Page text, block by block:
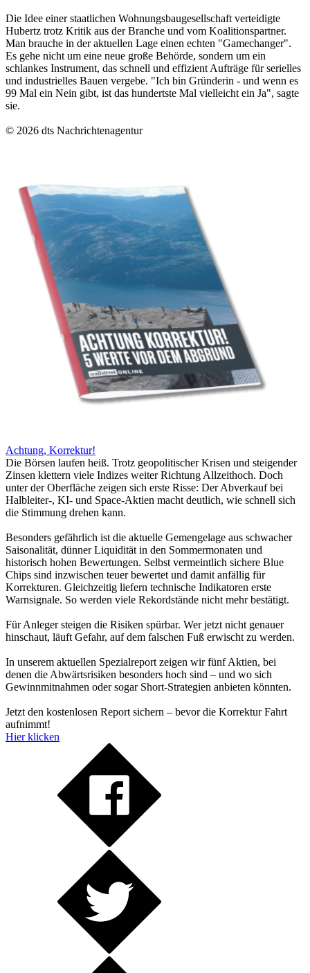
Die Idee einer staatlichen Wohnungsbaugesellschaft verteidigte
Hubertz trotz Kritik aus der Branche und vom Koalitionspartner.
Man brauche in der aktuellen Lage einen echten "Gamechanger".
Es gehe nicht um eine neue große Behörde, sondern um ein
schlankes Instrument, das schnell und effizient Aufträge für serielles
und industrielles Bauen vergebe. "Ich bin Gründerin - und wenn es
99 Mal ein Nein gibt, ist das hundertste Mal vielleicht ein Ja", sagte
sie.
© 2026 dts Nachrichtenagentur
Achtung, Korrektur!
Die Börsen laufen heiß. Trotz geopolitischer Krisen und steigender
Zinsen klettern viele Indizes weiter Richtung Allzeithoch. Doch
unter der Oberfläche zeigen sich erste Risse: Der Abverkauf bei
Halbleiter-, KI- und Space-Aktien macht deutlich, wie schnell sich
die Stimmung drehen kann.
Besonders gefährlich ist die aktuelle Gemengelage aus schwacher
Saisonalität, dünner Liquidität in den Sommermonaten und
historisch hohen Bewertungen. Selbst vermeintlich sichere Blue
Chips sind inzwischen teuer bewertet und damit anfällig für
Korrekturen. Gleichzeitig liefern technische Indikatoren erste
Warnsignale. So werden viele Rekordstände nicht mehr bestätigt.
Für Anleger steigen die Risiken spürbar. Wer jetzt nicht genauer
hinschaut, läuft Gefahr, auf dem falschen Fuß erwischt zu werden.
In unserem aktuellen Spezialreport zeigen wir fünf Aktien, bei
denen die Abwärtsrisiken besonders hoch sind – und wo sich
Gewinnmitnahmen oder sogar Short-Strategien anbieten könnten.
Jetzt den kostenlosen Report sichern – bevor die Korrektur Fahrt
aufnimmt!
Hier klicken